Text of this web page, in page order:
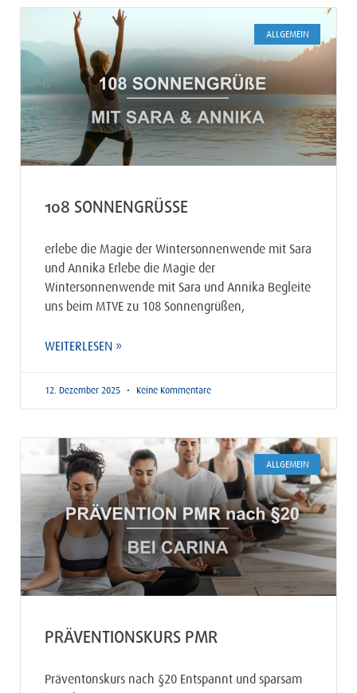
ALLGEMEIN
108 SONNENGRÜSSE
erlebe die Magie der Wintersonnenwende mit Sara
und Annika Erlebe die Magie der
Wintersonnenwende mit Sara und Annika Begleite
uns beim MTVE zu 108 Sonnengrüßen,
WEITERLESEN »
12. Dezember 2025 Keine Kommentare
ALLGEMEIN
PRÄVENTIONSKURS PMR
Präventonskurs nach §20 Entspannt und sparsam